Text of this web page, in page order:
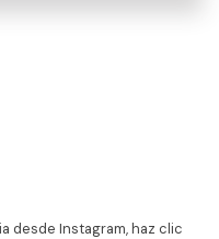
desde Instagram, haz clic